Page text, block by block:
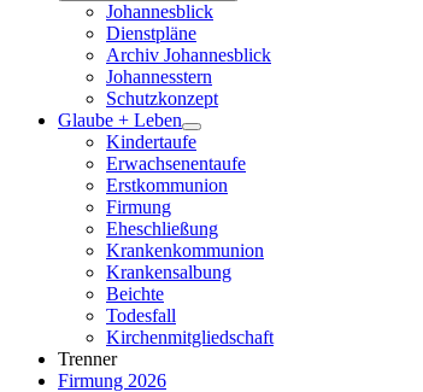
Johannesblick
Dienstpläne
Archiv Johannesblick
Johannesstern
Schutzkonzept
Glaube + Leben
Kindertaufe
Erwachsenentaufe
Erstkommunion
Firmung
Eheschließung
Krankenkommunion
Krankensalbung
Beichte
Todesfall
Kirchenmitgliedschaft
Trenner
Firmung 2026